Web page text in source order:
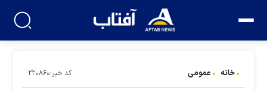
خانه عمومی کد خبر:۲۲۰۸۶۰